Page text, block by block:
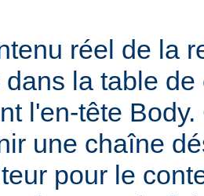
réel de la
dans la table
l'en-tête
une chaîne
pour le